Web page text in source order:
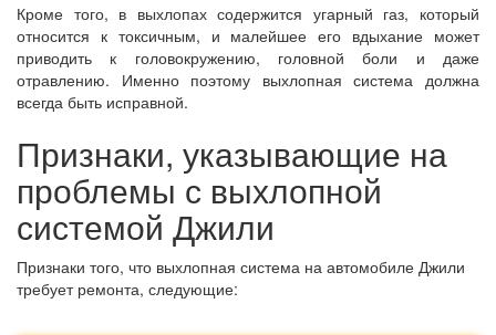
Кроме того, в выхлопах содержится угарный газ, который
относится к токсичным, и малейшее его вдыхание может
приводить к головокружению, головной боли и даже
отравлению. Именно поэтому выхлопная система должна
всегда быть исправной.
Признаки, указывающие на
проблемы с выхлопной
системой Джили
Признаки того, что выхлопная система на автомобиле Джили
требует ремонта, следующие: